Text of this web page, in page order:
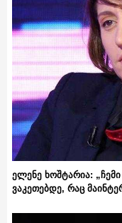
ელენე ხოშტარია:
ვაკეთებდე, რაც